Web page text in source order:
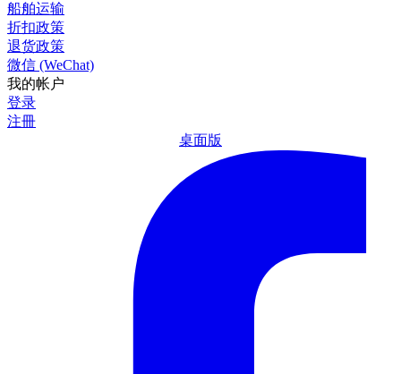
船舶运输
折扣政策
退货政策
微信 (WeChat)
我的帐户
登录
注冊
桌面版